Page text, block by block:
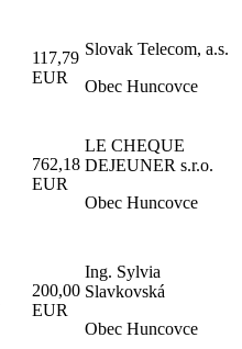
117,79
EUR
Slovak Telecom, a.s.
Obec Huncovce
762,18
EUR
LE CHEQUE
DEJEUNER s.r.o.
Obec Huncovce
200,00
EUR
Ing. Sylvia
Slavkovská
Obec Huncovce